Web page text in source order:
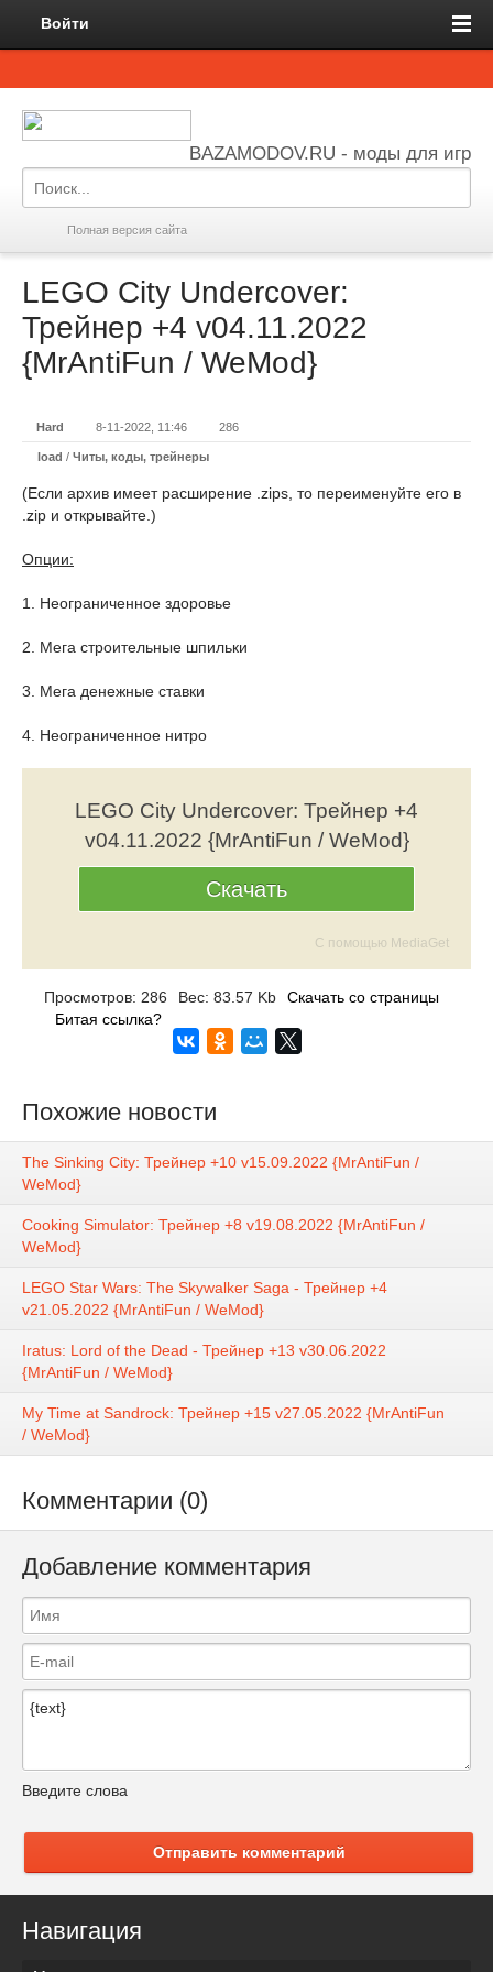
Войти
BAZAMODOV.RU - моды для игр
Полная версия сайта
LEGO City Undercover:
Трейнер +4 v04.11.2022
{MrAntiFun / WeMod}
Hard 8-11-2022, 11:46 286
load / Читы, коды, трейнеры
(Если архив имеет расширение .zips, то переименуйте его в
.zip и открывайте.)
Опции:
1. Неограниченное здоровье
2. Мега строительные шпильки
3. Мега денежные ставки
4. Неограниченное нитро
LEGO City Undercover: Трейнер +4
v04.11.2022 {MrAntiFun / WeMod}
Скачать
С помощью MediaGet
Просмотров: 286 Вес: 83.57 Kb
Скачать со страницы
Битая ссылка?
Похожие новости
The Sinking City: Трейнер +10 v15.09.2022 {MrAntiFun /
WeMod}
Cooking Simulator: Трейнер +8 v19.08.2022 {MrAntiFun /
WeMod}
LEGO Star Wars: The Skywalker Saga - Трейнер +4
v21.05.2022 {MrAntiFun / WeMod}
Iratus: Lord of the Dead - Трейнер +13 v30.06.2022
{MrAntiFun / WeMod}
My Time at Sandrock: Трейнер +15 v27.05.2022 {MrAntiFun
/ WeMod}
Комментарии (0)
Добавление комментария
Введите слова
Отправить комментарий
Навигация